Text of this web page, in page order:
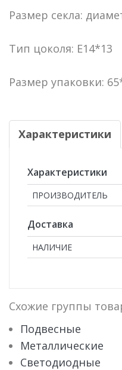
Размер секла:
Тип цоколя: E14*13
Размер упаковки:
Характеристики
Характеристики
ПРОИЗВОДИТЕЛЬ
Доставка
НАЛИЧИЕ
Схожие группы
Подвесные
Металлические
Светодиодные